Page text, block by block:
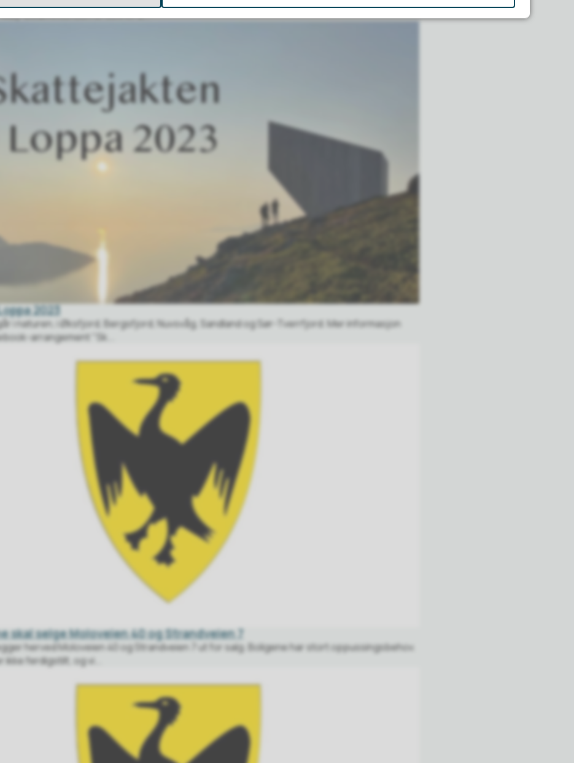
2023
i naturen, i Øksfjord, Bergsfjord, Nuvsvåg, Sandland og Sør-Tverrfjord. Mer informasjon
arrangement "Sk...
skal selge Moloveien 40 og Strandveien 7
herved Moloveien 40 og Strandveien 7 ut for salg. Boligene har stort oppussingsbehov.
ikke ferdigstilt, og vi...